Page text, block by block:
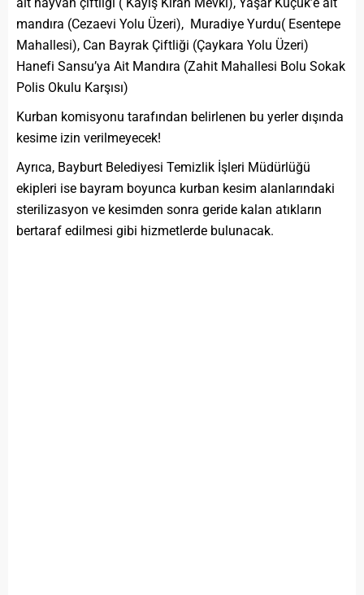
mandıra (Cezaevi Yolu Üzeri), Muradiye Yurdu( Esentepe
Mahallesi), Can Bayrak Çiftliği (Çaykara Yolu Üzeri)
Hanefi Sansu’ya Ait Mandıra (Zahit Mahallesi Bolu Sokak
Polis Okulu Karşısı)
Kurban komisyonu tarafından belirlenen bu yerler dışında
kesime izin verilmeyecek!
Ayrıca, Bayburt Belediyesi Temizlik İşleri Müdürlüğü
ekipleri ise bayram boyunca kurban kesim alanlarındaki
sterilizasyon ve kesimden sonra geride kalan atıkların
bertaraf edilmesi gibi hizmetlerde bulunacak.